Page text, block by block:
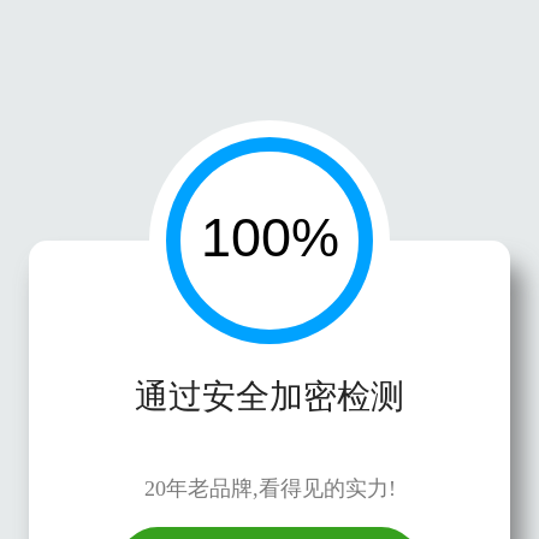
通过安全加密检测
20年老品牌,看得见的实力!